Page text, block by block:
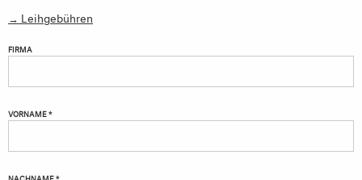
→ Leihgebühren
FIRMA
VORNAME *
NACHNAME *